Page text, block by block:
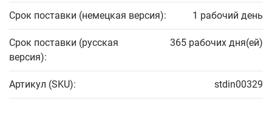
Срок поставки (немецкая версия): 1 рабочий день
Срок поставки (русская
версия):
365 рабочих дня(ей)
Артикул (SKU): stdin00329